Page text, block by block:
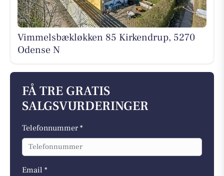
Vimmelsbækløkken 85 Kirkendrup, 5270
Odense N
FÅ TRE GRATIS
SALGSVURDERINGER
Telefonnummer *
Email *